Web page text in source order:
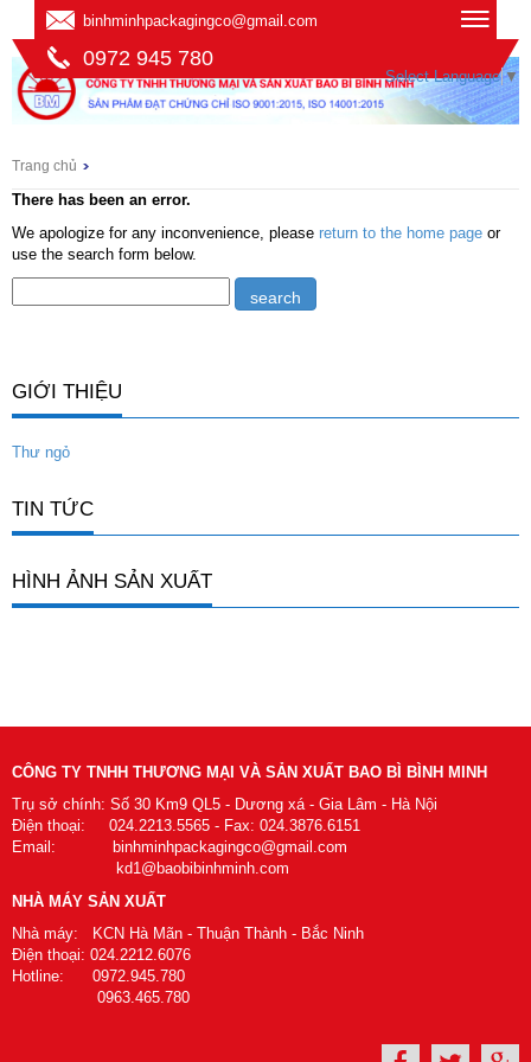
binhminhpackagingco@gmail.com
0972 945 780
Select Language ▼
Trang chủ
There has been an error.
We apologize for any inconvenience, please return to the home page or
use the search form below.
GIỚI THIỆU
Thư ngỏ
TIN TỨC
HÌNH ẢNH SẢN XUẤT
CÔNG TY TNHH THƯƠNG MẠI VÀ SẢN XUẤT BAO BÌ BÌNH MINH
Trụ sở chính: Số 30 Km9 QL5 - Dương xá - Gia Lâm - Hà Nội
Điện thoại: 024.2213.5565 - Fax: 024.3876.6151
Email: binhminhpackagingco@gmail.com
kd1@baobibinhminh.com
NHÀ MÁY SẢN XUẤT
Nhà máy: KCN Hà Mãn - Thuận Thành - Bắc Ninh
Điện thoại: 024.2212.6076
Hotline: 0972.945.780
0963.465.780